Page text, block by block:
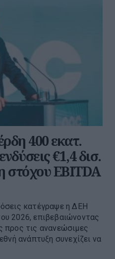
400 εκατ.
€1,4 δισ.
στόχου EBITDA
κατέγραψε η ΔΕΗ
2026, επιβεβαιώνοντας
προς τις ανανεώσιμες
ανάπτυξη συνεχίζει να